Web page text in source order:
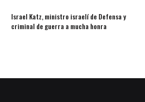
Israel Katz, ministro israelí de Defensa y
criminal de guerra a mucha honra